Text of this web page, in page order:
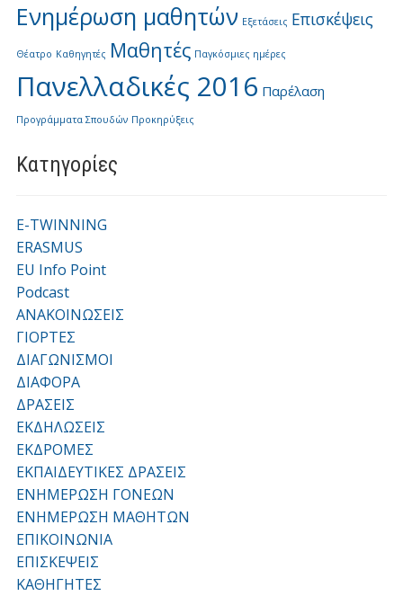
Ενημέρωση μαθητών Εξετάσεις Επισκέψεις
Θέατρο Καθηγητές Μαθητές Παγκόσμιες ημέρες
Πανελλαδικές 2016 Παρέλαση
Προγράμματα Σπουδών Προκηρύξεις
Kατηγορίες
E-TWINNING
ERASMUS
EU Info Point
Podcast
ΑΝΑΚΟΙΝΩΣΕΙΣ
ΓΙΟΡΤΕΣ
ΔΙΑΓΩΝΙΣΜΟΙ
ΔΙΑΦΟΡΑ
ΔΡΑΣΕΙΣ
ΕΚΔΗΛΩΣΕΙΣ
ΕΚΔΡΟΜΕΣ
ΕΚΠΑΙΔΕΥΤΙΚΕΣ ΔΡΑΣΕΙΣ
ΕΝΗΜΕΡΩΣΗ ΓΟΝΕΩΝ
ΕΝΗΜΕΡΩΣΗ ΜΑΘΗΤΩΝ
ΕΠΙΚΟΙΝΩΝΙΑ
ΕΠΙΣΚΕΨΕΙΣ
ΚΑΘΗΓΗΤΕΣ